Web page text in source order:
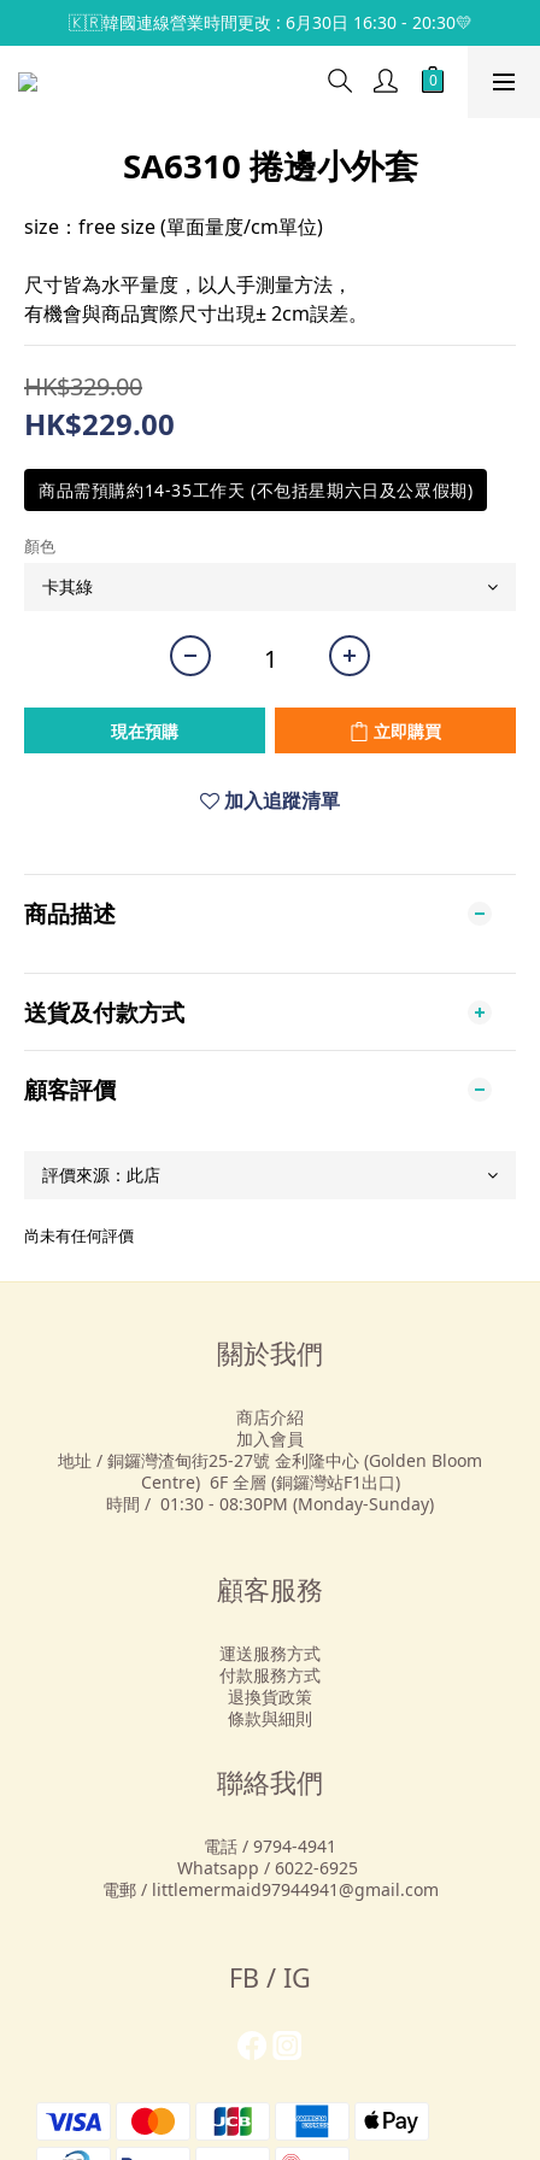
🇰🇷韓國連線營業時間更改 : 6月30日 16:30 - 20:30💛
SA6310 捲邊小外套
size：free size (單面量度/cm單位)
尺寸皆為水平量度，以人手測量方法，
有機會與商品實際尺寸出現± 2cm誤差。
HK$329.00
HK$229.00
商品需預購約14-35工作天 (不包括星期六日及公眾假期)
顏色
現在預購 立即購買
加入追蹤清單
商品描述
送貨及付款方式
顧客評價
尚未有任何評價
關於我們
商店介紹
加入會員
地址 / 銅鑼灣渣甸街25-27號 金利隆中心 (Golden Bloom
Centre) 6F 全層 (銅鑼灣站F1出口)
時間 / 01:30 - 08:30PM (Monday-Sunday)
顧客服務
運送服務方式
付款服務方式
退換貨政策
條款與細則
聯絡我們
電話 / 9794-4941
Whatsapp / 6022-6925
電郵 / littlemermaid97944941@gmail.com
FB / IG